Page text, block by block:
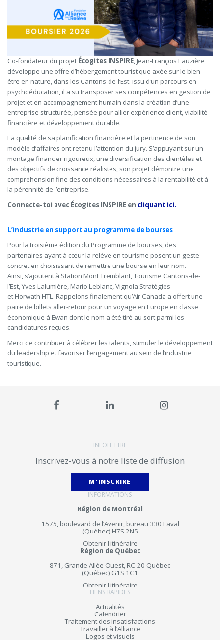
Co-fondateur du projet Écogites INSPIRE, Jean-François Lauzière
développe une offre d’hébergement touristique axée sur le bien-
être en nature, dans les Cantons-de-l’Est. Issu d’un parcours en
psychoéducation, il a su transposer ses compétences en gestion de
projet et en accompagnement humain dans la création d’une
entreprise structurée, pensée pour allier expérience client, viabilité
financière et développement durable.
La qualité de sa planification financière et la pertinence de son
modèle d’affaires ont retenu l’attention du jury. S’appuyant sur un
montage financier rigoureux, une diversification des clientèles et
des objectifs de croissance réalistes, son projet démontre une
compréhension fine des conditions nécessaires à la rentabilité et à
la pérennité de l’entreprise.
Connecte-toi avec Écogites INSPIRE en cliquant ici.
L’industrie en support au programme de bourses
Pour la troisième édition du Programme de bourses, des
partenaires ayant à cœur la relève en tourisme posent un geste
concret en choisissant de remettre une bourse en leur nom.
Ainsi, s’ajoutent à Station Mont Tremblant, Tourisme Cantons-de-
l’Est, Yves Lalumière, Mario Leblanc, Vignola Stratégies
et Horwath HTL. Rappelons finalement qu’Air Canada a offert une
paire de billets aller-retour pour un voyage en Europe en classe
économique à Ewan dont le nom a été tiré au sort parmi les
candidatures reçues.
Merci de contribuer à célébrer les talents, stimuler le développement
du leadership et favoriser l’engagement au sein de l’industrie
touristique.
INFOLETTRE
Inscrivez-vous à notre liste de diffusion
M'INSCRIRE
INFORMATIONS
Région de Montréal
1575, boulevard de l’Avenir, bureau 330 Laval
(Québec) H7S 2N5
Obtenir l'itinéraire
Région de Québec
871, Grande Allée Ouest, RC-20 Québec
(Québec) G1S 1C1
Obtenir l'itinéraire
LIENS RAPIDES
Actualités
Calendrier
Traitement des insatisfactions
Travailler à l’Alliance
Logos et visuels